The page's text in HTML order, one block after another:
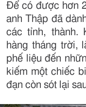
Để có được hơn
anh Thập đã
các tỉnh, thành.
hàng tháng trời,
phế liệu đến
kiếm một chiếc
đạn còn sót lại